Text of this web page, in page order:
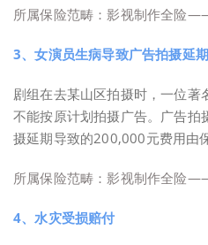
所属保险范畴：影视制作全险
3、女演员生病导致广告拍摄延期
剧组在去某山区拍摄时，一位著
不能按原计划拍摄广告。广告拍
摄延期导致的200,000元费用由
所属保险范畴：影视制作全险
4、水灾受损赔付